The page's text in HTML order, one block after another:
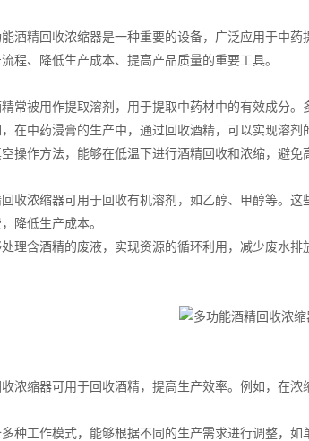
精回收浓缩器是一种重要的设备，广泛应用于中药
程、降低生产成本、提高产品质量的重要工具。
被用作提取溶剂，用于提取中药材中的有效成分。
在中药浸膏的生产中，通过回收酒精，可以实现溶剂
作方法，能够在低温下进行酒精回收和浓缩，避免
浓缩器可用于回收有机溶剂，如乙醇、甲醇等。这
降低生产成本。
含酒精的废液，实现资源的循环利用，减少废水排
缩器可用于回收酒精，提高生产效率。例如，在浓
工作模式，能够根据不同的生产需求进行调整，如